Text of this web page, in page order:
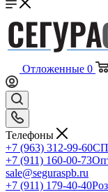
Отложенные 0
Телефоны
+7 (963) 312-99-60
+7 (911) 160-00-73
sale@seguraspb.ru
+7 (911) 179-40-40